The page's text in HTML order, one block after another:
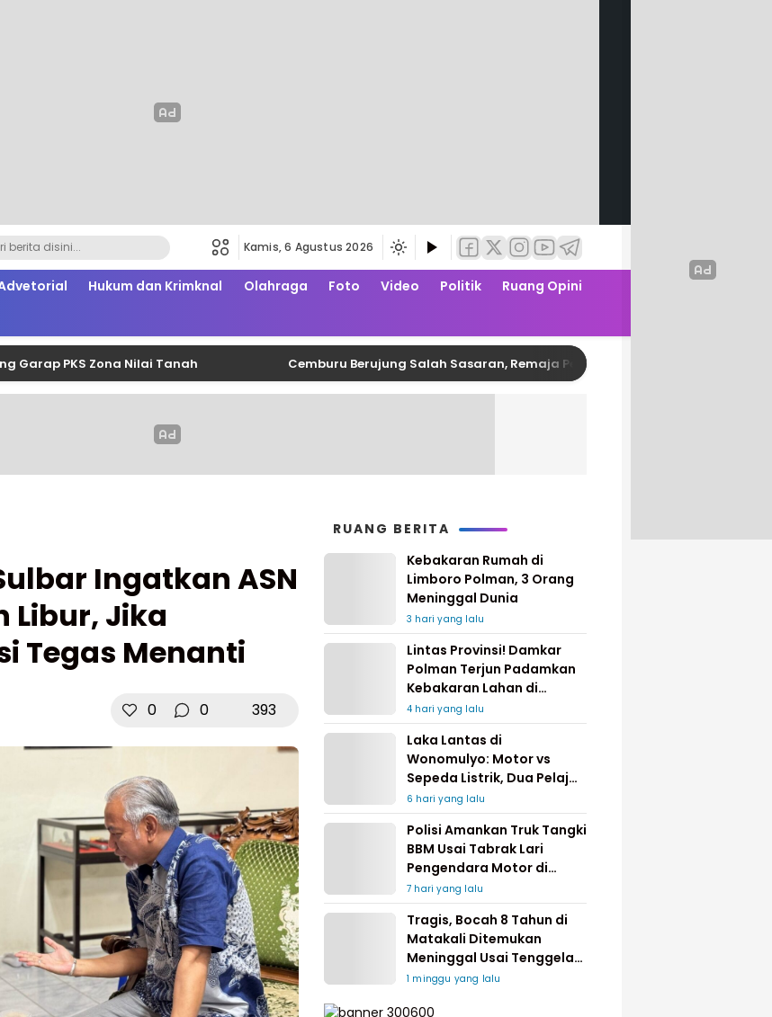
Kamis, 6 Agustus 2026
Hukum dan Krimknal Olahraga Foto Video Politik
Ruang Opini
PKS Zona Nilai Tanah Cemburu Berujung Salah Sasaran, Remaja Pembusur Pelajar di Polman Diringkus
Ingatkan ASN
Libur, Jika
Tegas Menanti
0 0 393
RUANG BERITA
Kebakaran Rumah di
Limboro Polman, 3 Orang
Meninggal Dunia
3 hari yang lalu
Lintas Provinsi! Damkar
Polman Terjun Padamkan
Kebakaran Lahan di
Pinrang
4 hari yang lalu
Laka Lantas di
Wonomulyo: Motor vs
Sepeda Listrik, Dua Pelajar
Dilarikan ke Rumah Sakit
6 hari yang lalu
Polisi Amankan Truk Tangki
BBM Usai Tabrak Lari
Pengendara Motor di
Matakali
7 hari yang lalu
Tragis, Bocah 8 Tahun di
Matakali Ditemukan
Meninggal Usai Tenggelam
di Sungai
1 minggu yang lalu